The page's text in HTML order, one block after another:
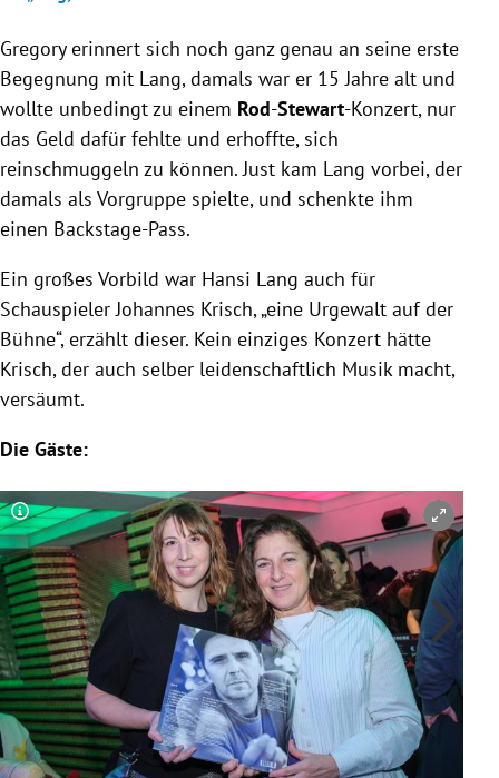
Gregory erinnert sich noch ganz genau an seine erste
Begegnung mit Lang, damals war er 15 Jahre alt und
wollte unbedingt zu einem Rod-Stewart-Konzert, nur
das Geld dafür fehlte und erhoffte, sich
reinschmuggeln zu können. Just kam Lang vorbei, der
damals als Vorgruppe spielte, und schenkte ihm
einen Backstage-Pass.
Ein großes Vorbild war Hansi Lang auch für
Schauspieler Johannes Krisch, „eine Urgewalt auf der
Bühne“, erzählt dieser. Kein einziges Konzert hätte
Krisch, der auch selber leidenschaftlich Musik macht,
versäumt.
Die Gäste:
Copyright-Hinweis öffnen/schließen